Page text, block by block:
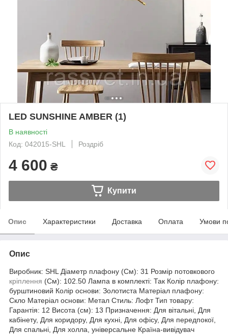
LED SUNSHINE AMBER (1)
В наявності
Код: 042015-SHL
Роздріб
4 600 ₴
Купити
Опис Характеристики Доставка Оплата Умови
Опис
Виробник: SHL Діаметр плафону (См): 31 Розмір потовкового
кріплення (См): 102.50 Лампа в комплекті: Так Колір плафону:
бурштиновий Колір основи: Золотиста Матеріал плафону:
Скло Матеріал основи: Метал Стиль: Лофт Тип товару:
Гарантія: 12 Висота (см): 13 Призначення: Для вітальні, Для
кабінету, Для коридору, Для кухні, Для офісу, Для передпокої,
Для спальні, Для холла, універсальне Країна-вивідувач